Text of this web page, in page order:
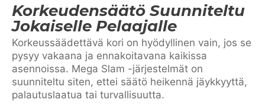
Korkeudensäätö Suunniteltu
Jokaiselle Pelaajalle
Korkeussäädettävä kori on hyödyllinen vain, jos se
pysyy vakaana ja ennakoitavana kaikissa
asennoissa. Mega Slam -järjestelmät on
suunniteltu siten, ettei säätö heikennä jäykkyyttä,
palautuslaatua tai turvallisuutta.